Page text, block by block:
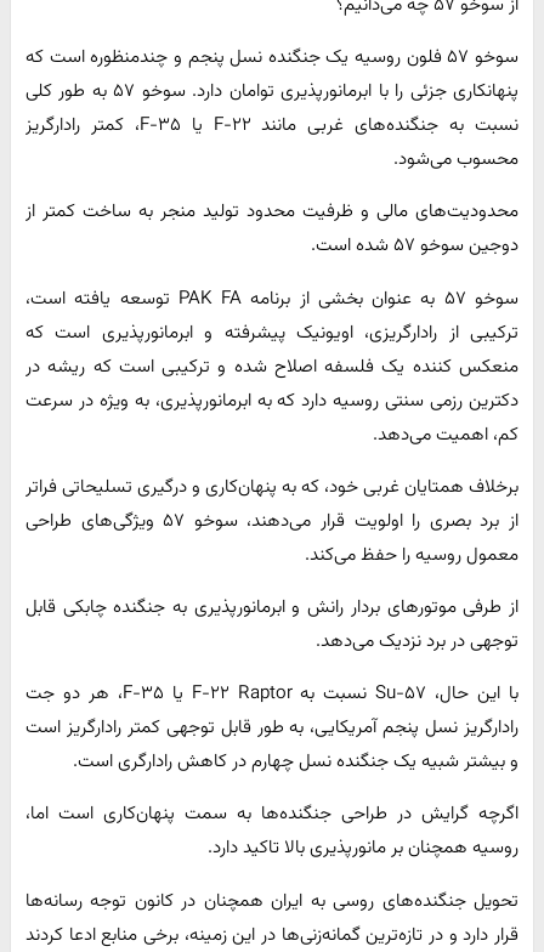
سوخو ۵۷ فلون روسیه یک جنگنده نسل پنجم و چندمنظوره است که
پنهانکاری جزئی را با ابرمانورپذیری توامان دارد. سوخو ۵۷ به طور کلی
نسبت به جنگنده‌های غربی مانند F-۲۲ یا F-۳۵، کمتر رادارگریز
محسوب می‌شود.
محدودیت‌های مالی و ظرفیت محدود تولید منجر به ساخت کمتر از
دوجین سوخو ۵۷ شده است.
سوخو ۵۷ به عنوان بخشی از برنامه PAK FA توسعه یافته است،
ترکیبی از رادارگریزی، اویونیک پیشرفته و ابرمانورپذیری است که
منعکس کننده یک فلسفه اصلاح شده و ترکیبی است که ریشه در
دکترین رزمی سنتی روسیه دارد که به ابرمانورپذیری، به ویژه در سرعت
کم، اهمیت می‌دهد.
برخلاف همتایان غربی خود، که به پنهان‌کاری و درگیری تسلیحاتی فراتر
از برد بصری را اولویت قرار می‌دهند، سوخو ۵۷ ویژگی‌های طراحی
معمول روسیه را حفظ می‌کند.
از طرفی موتورهای بردار رانش و ابرمانورپذیری به جنگنده چابکی قابل
توجهی در برد نزدیک می‌دهد.
با این حال، Su-۵۷ نسبت به F-۲۲ Raptor یا F-۳۵، هر دو جت
رادارگریز نسل پنجم آمریکایی، به طور قابل توجهی کمتر رادارگریز است
و بیشتر شبیه یک جنگنده نسل چهارم در کاهش رادارگری است.
اگرچه گرایش در طراحی جنگنده‌ها به سمت پنهان‌کاری است اما،
روسیه همچنان بر مانورپذیری بالا تاکید دارد.
تحویل جنگنده‌های روسی به ایران همچنان در کانون توجه رسانه‌ها
قرار دارد و در تازه‌ترین گمانه‌زنی‌ها در این زمینه، برخی منابع ادعا کردند